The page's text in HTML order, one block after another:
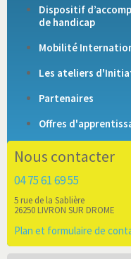
Dispositif
de handicap
Mobilité
Les ateliers
Partenaires
Offres
Nous contacter
04 75 61 69 55
5 rue de la Sablière
26250 LIVRON SUR DROME
Plan et formulaire de